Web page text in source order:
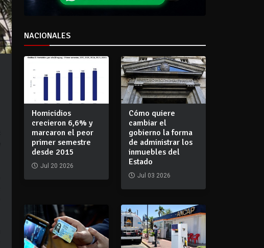
NACIONALES
Homicidios
crecieron 6,6% y
marcaron el peor
primer semestre
desde 2015
Jul 20 2026
Cómo quiere
cambiar el
gobierno la forma
de administrar los
inmuebles del
Estado
Jul 03 2026